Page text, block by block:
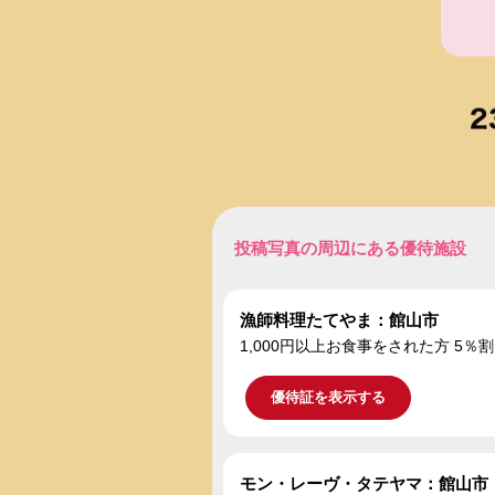
投稿写真の周辺にある優待施設
漁師料理たてやま：館山市
1,000円以上お食事をされた方 5％
優待証を表示する
モン・レーヴ・タテヤマ：館山市